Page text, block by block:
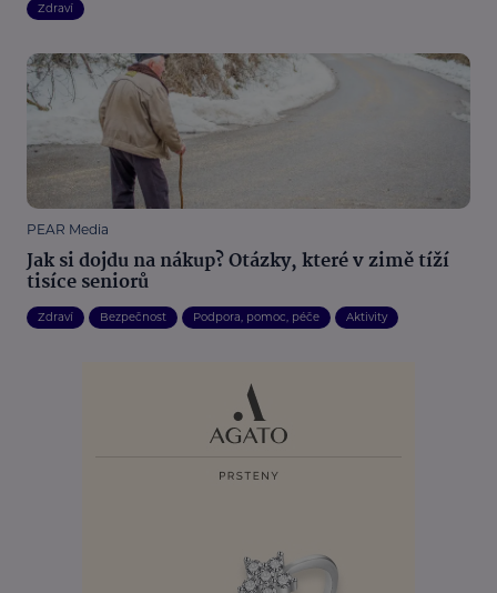
Zdraví
PEAR Media
Jak si dojdu na nákup? Otázky, které v zimě tíží
tisíce seniorů
Zdraví Bezpečnost Podpora, pomoc, péče Aktivity